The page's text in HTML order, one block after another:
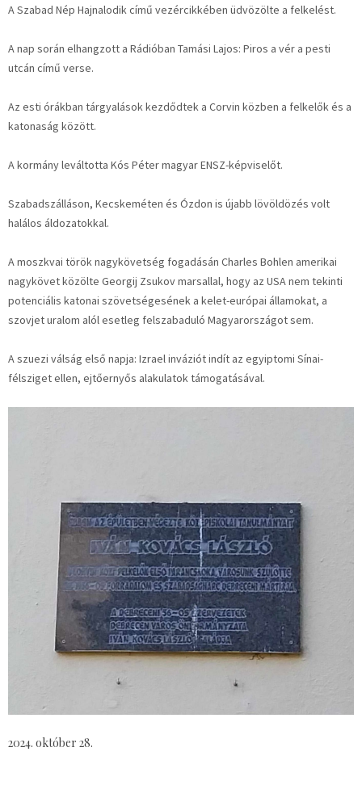
A Szabad Nép Hajnalodik című vezércikkében üdvözölte a felkelést.
A nap során elhangzott a Rádióban Tamási Lajos: Piros a vér a pesti
utcán című verse.
Az esti órákban tárgyalások kezdődtek a Corvin közben a felkelők és a
katonaság között.
A kormány leváltotta Kós Péter magyar ENSZ-képviselőt.
Szabadszálláson, Kecskeméten és Ózdon is újabb lövöldözés volt
halálos áldozatokkal.
A moszkvai török nagykövetség fogadásán Charles Bohlen amerikai
nagykövet közölte Georgij Zsukov marsallal, hogy az USA nem tekinti
potenciális katonai szövetségesének a kelet-európai államokat, a
szovjet uralom alól esetleg felszabaduló Magyarországot sem.
A szuezi válság első napja: Izrael inváziót indít az egyiptomi Sínai-
félsziget ellen, ejtőernyős alakulatok támogatásával.
2024. október 28.